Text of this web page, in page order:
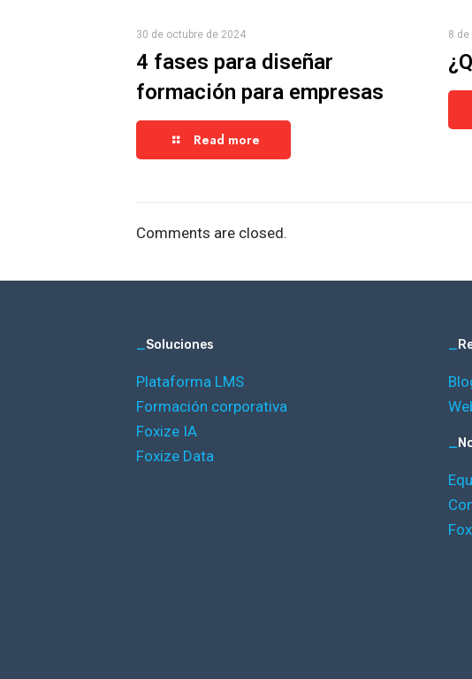
30 de octubre de 2024
4 fases para diseñar
formación para empresas
Read more
8
Comments are closed.
_Soluciones
Plataforma LMS
Formación corporativa
Foxize IA
Foxize Data
_
_